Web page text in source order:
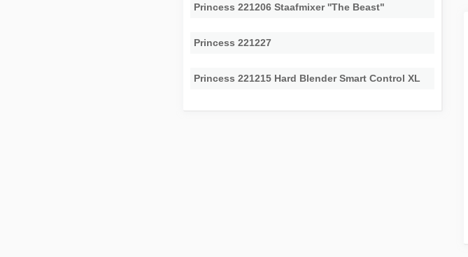
Princess 221206 Staafmixer ''The Beast"
Princess 221227
Princess 221215 Hard Blender Smart Control XL